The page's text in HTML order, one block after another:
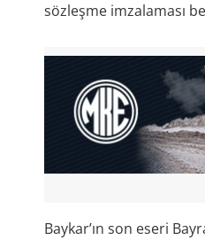
sözleşme imzalaması
Baykar’ın son eseri